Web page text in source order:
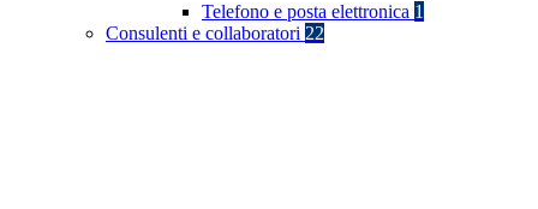
Telefono e posta elettronica 1
Consulenti e collaboratori 22